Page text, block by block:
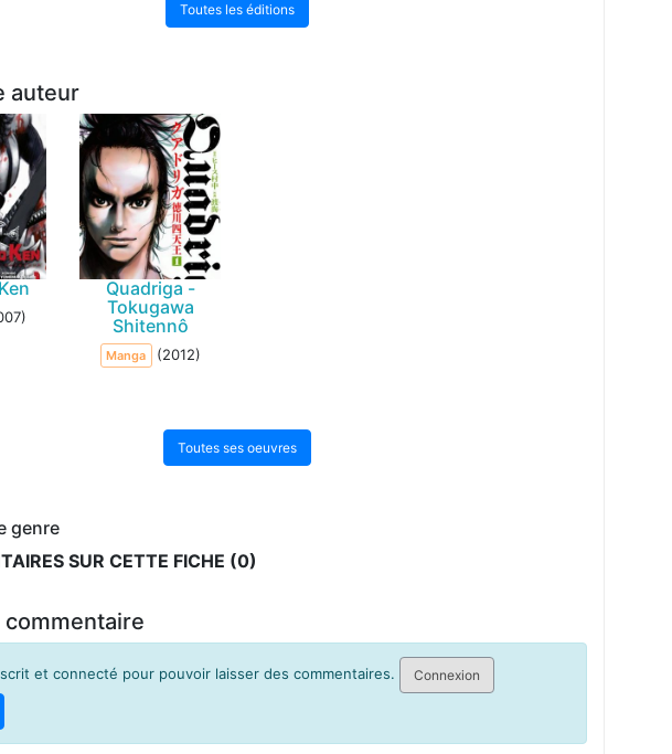
Toutes les éditions
auteur
Quadriga -
Tokugawa
Shitennô
Manga (2012)
Toutes ses oeuvres
genre
SUR CETTE FICHE (0)
commentaire
et connecté pour pouvoir laisser des commentaires. Connexion